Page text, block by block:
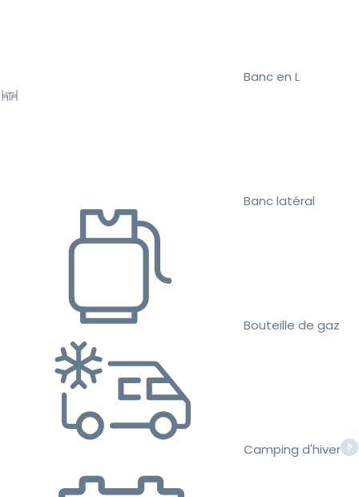
Banc en L
Banc latéral
Bouteille de gaz
Camping d'hiver